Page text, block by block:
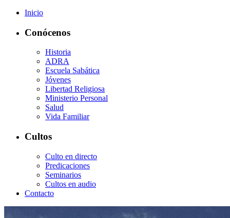
Inicio
Conócenos
Historia
ADRA
Escuela Sabática
Jóvenes
Libertad Religiosa
Ministerio Personal
Salud
Vida Familiar
Cultos
Culto en directo
Predicaciones
Seminarios
Cultos en audio
Contacto